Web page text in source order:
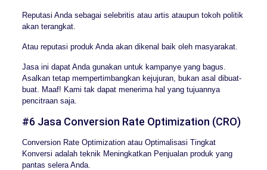
Reputasi Anda sebagai selebritis atau artis ataupun tokoh politik
akan terangkat.
Atau reputasi produk Anda akan dikenal baik oleh masyarakat.
Jasa ini dapat Anda gunakan untuk kampanye yang bagus.
Asalkan tetap mempertimbangkan kejujuran, bukan asal dibuat-
buat. Maaf! Kami tak dapat menerima hal yang tujuannya
pencitraan saja.
#6 Jasa Conversion Rate Optimization (CRO)
Conversion Rate Optimization atau Optimalisasi Tingkat
Konversi adalah teknik Meningkatkan Penjualan produk yang
pantas selera Anda.